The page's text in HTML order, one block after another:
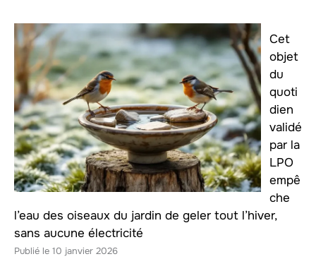
Cet
objet
du
quoti
dien
validé
par la
LPO
empê
che
l’eau des oiseaux du jardin de geler tout l’hiver,
sans aucune électricité
10 janvier 2026